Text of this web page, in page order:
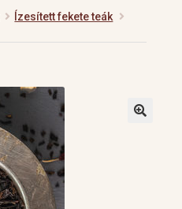
Ízesített fekete teák